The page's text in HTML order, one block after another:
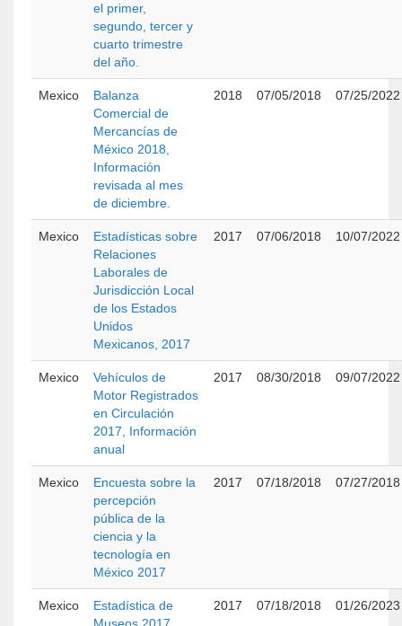
el primer,
segundo, tercer y
cuarto trimestre
del año.
Mexico
Balanza
Comercial de
Mercancías de
México 2018,
Información
revisada al mes
de diciembre.
2018 07/05/2018 07/25/2022
Mexico
Estadísticas sobre
Relaciones
Laborales de
Jurisdicción Local
de los Estados
Unidos
Mexicanos, 2017
2017 07/06/2018 10/07/2022
Mexico
Vehículos de
Motor Registrados
en Circulación
2017, Información
anual
2017 08/30/2018 09/07/2022
Mexico
Encuesta sobre la
percepción
pública de la
ciencia y la
tecnología en
México 2017
2017 07/18/2018 07/27/2018
Mexico
Estadística de
2017 07/18/2018 01/26/2023